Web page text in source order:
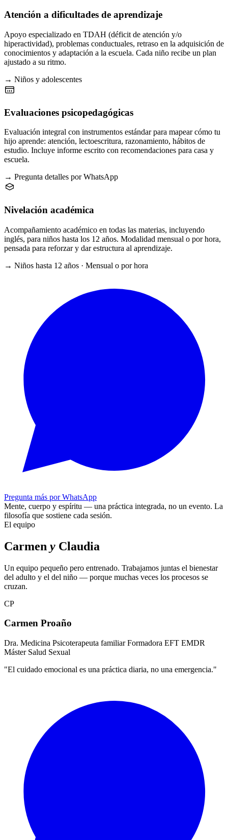
Atención a dificultades de aprendizaje
Apoyo especializado en TDAH (déficit de atención y/o
hiperactividad), problemas conductuales, retraso en la adquisición de
conocimientos y adaptación a la escuela. Cada niño recibe un plan
ajustado a su ritmo.
→ Niños y adolescentes
Evaluaciones psicopedagógicas
Evaluación integral con instrumentos estándar para mapear cómo tu
hijo aprende: atención, lectoescritura, razonamiento, hábitos de
estudio. Incluye informe escrito con recomendaciones para casa y
escuela.
→ Pregunta detalles por WhatsApp
Nivelación académica
Acompañamiento académico en todas las materias, incluyendo
inglés, para niños hasta los 12 años. Modalidad mensual o por hora,
pensada para reforzar y dar estructura al aprendizaje.
→ Niños hasta 12 años · Mensual o por hora
Pregunta más por WhatsApp
Mente, cuerpo y espíritu — una práctica integrada, no un evento. La
filosofía que sostiene cada sesión.
El equipo
Carmen y Claudia
Un equipo pequeño pero entrenado. Trabajamos juntas el bienestar
del adulto y el del niño — porque muchas veces los procesos se
cruzan.
CP
Carmen Proaño
Dra. Medicina Psicoterapeuta familiar Formadora EFT EMDR
Máster Salud Sexual
"El cuidado emocional es una práctica diaria, no una emergencia."